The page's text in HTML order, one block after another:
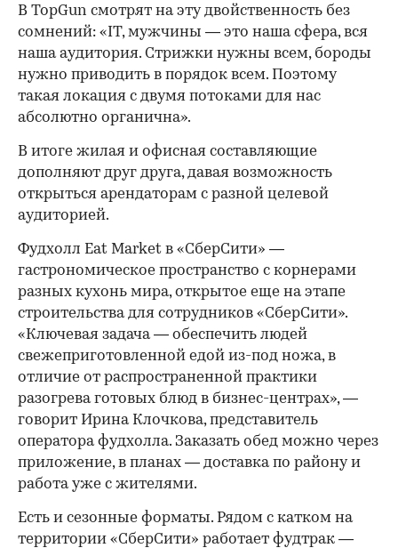
В TopGun смотрят на эту двойственность без
сомнений: «IT, мужчины — это наша сфера, вся
наша аудитория. Стрижки нужны всем, бороды
нужно приводить в порядок всем. Поэтому
такая локация с двумя потоками для нас
абсолютно органична».
В итоге жилая и офисная составляющие
дополняют друг друга, давая возможность
открыться арендаторам с разной целевой
аудиторией.
Фудхолл Eat Market в «СберСити» —
гастрономическое пространство с корнерами
разных кухонь мира, открытое еще на этапе
строительства для сотрудников «СберСити».
«Ключевая задача — обеспечить людей
свежеприготовленной едой из-под ножа, в
отличие от распространенной практики
разогрева готовых блюд в бизнес-центрах», —
говорит Ирина Клочкова, представитель
оператора фудхолла. Заказать обед можно через
приложение, в планах — доставка по району и
работа уже с жителями.
Есть и сезонные форматы. Рядом с катком на
территории «СберСити» работает фудтрак —